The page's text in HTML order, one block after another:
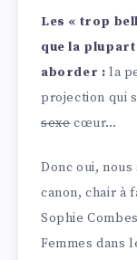
Les « trop
que la plupart
aborder : la
projection qui
sexecœur…
Donc oui,
canon, chair à
Sophie
Femmes dans